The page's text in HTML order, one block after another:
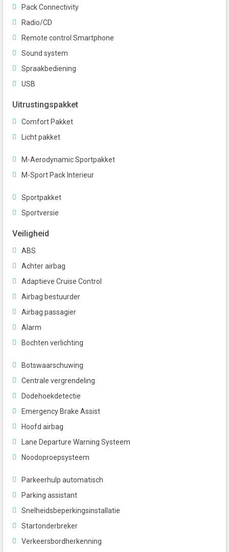
Pack Connectivity
Radio/CD
Remote control Smartphone
Sound system
Spraakbediening
USB
Uitrustingspakket
Comfort Pakket
Licht pakket
M-Aerodynamic Sportpakket
M-Sport Pack Interieur
Sportpakket
Sportversie
Veiligheid
ABS
Achter airbag
Adaptieve Cruise Control
Airbag bestuurder
Airbag passagier
Alarm
Bochten verlichting
Botswaarschuwing
Centrale vergrendeling
Dodehoekdetectie
Emergency Brake Assist
Hoofd airbag
Lane Departure Warning Systeem
Noodoproepsysteem
Parkeerhulp automatisch
Parking assistant
Snelheidsbeperkingsinstallatie
Startonderbreker
Verkeersbordherkenning